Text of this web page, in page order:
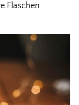
Flaschen